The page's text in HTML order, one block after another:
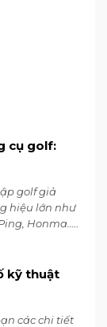
cụ golf:
golf giả
hiệu lớn như
Honma...
bán
thương
thị trường
kỹ thuật
các chi tiết